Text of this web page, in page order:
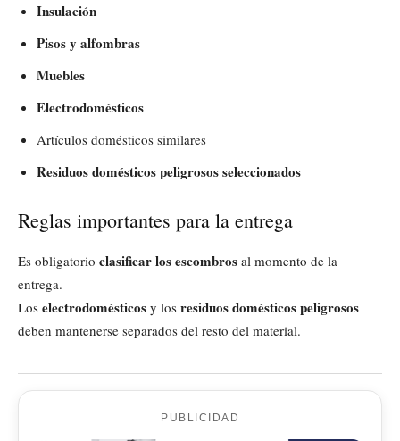
Insulación
Pisos y alfombras
Muebles
Electrodomésticos
Artículos domésticos similares
Residuos domésticos peligrosos seleccionados
Reglas importantes para la entrega
Es obligatorio clasificar los escombros al momento de la
entrega.
Los electrodomésticos y los residuos domésticos peligrosos
deben mantenerse separados del resto del material.
PUBLICIDAD